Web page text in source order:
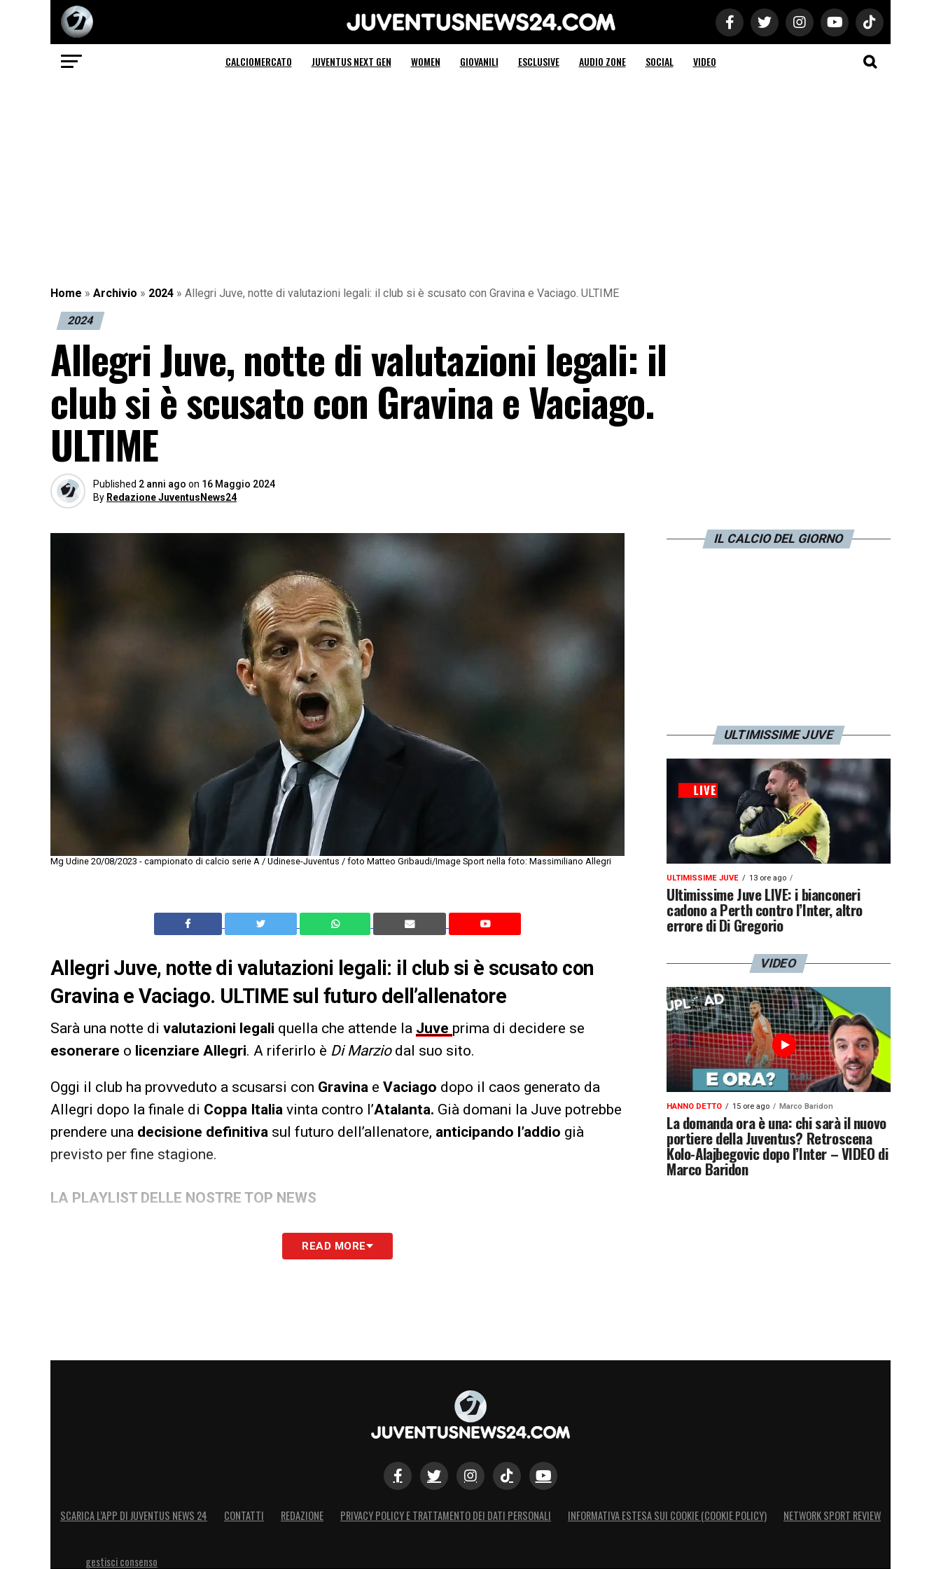
Juventus News 24
CALCIOMERCATO JUVENTUS NEXT GEN WOMEN GIOVANILI ESCLUSIVE AUDIO ZONE SOCIAL VIDEO
Home » Archivio » 2024 » Allegri Juve, notte di valutazioni legali: il club si è scusato con Gravina e Vaciago. ULTIME
2024
Allegri Juve, notte di valutazioni legali: il
club si è scusato con Gravina e Vaciago.
ULTIME
Published 2 anni ago on 16 Maggio 2024
By Redazione JuventusNews24
Mg Udine 20/08/2023 - campionato di calcio serie A / Udinese-Juventus / foto Matteo Gribaudi/Image Sport nella foto: Massimiliano Allegri
Allegri Juve, notte di valutazioni legali: il club si è scusato con
Gravina e Vaciago. ULTIME sul futuro dell’allenatore
Sarà una notte di valutazioni legali quella che attende la Juve prima di decidere se
esonerare o licenziare Allegri. A riferirlo è Di Marzio dal suo sito.
Oggi il club ha provveduto a scusarsi con Gravina e Vaciago dopo il caos generato da
Allegri dopo la finale di Coppa Italia vinta contro l’Atalanta. Già domani la Juve potrebbe
prendere una decisione definitiva sul futuro dell’allenatore, anticipando l’addio già
previsto per fine stagione.
LA PLAYLIST DELLE NOSTRE TOP NEWS
READ MORE
IL CALCIO DEL GIORNO
ULTIMISSIME JUVE
ULTIMISSIME JUVE 13 ore ago
Ultimissime Juve LIVE: i bianconeri
cadono a Perth contro l’Inter, altro
errore di Di Gregorio
VIDEO
HANNO DETTO 15 ore ago Marco Baridon
La domanda ora è una: chi sarà il nuovo
portiere della Juventus? Retroscena
Kolo-Alajbegovic dopo l’Inter – VIDEO di
Marco Baridon
SCARICA L’APP DI JUVENTUS NEWS 24 CONTATTI REDAZIONE PRIVACY POLICY E TRATTAMENTO DEI DATI PERSONALI INFORMATIVA ESTESA SUI COOKIE (COOKIE POLICY) NETWORK SPORT REVIEW
gestisci consenso